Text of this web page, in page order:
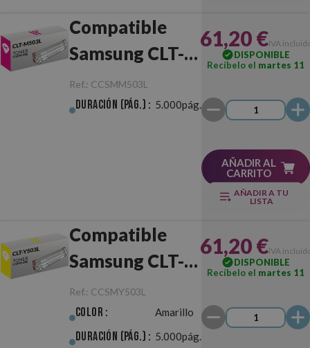
Compatible
Samsung CLT-
M503L
Magenta
Ref.: CCSMM503L
Duración (pág.) : 5.000pág.
61,20 €IVA
DISPONIBLE
Recíbelo el martes 11
AÑADIR AL
CARRITO
AÑADIR A TU
LISTA
Compatible
Samsung CLT-
Y503L Amarillo
Ref.: CCSMY503L
Color : Amarillo
Duración (pág.) : 5.000pág.
61,20 €IVA
DISPONIBLE
Recíbelo el martes 11